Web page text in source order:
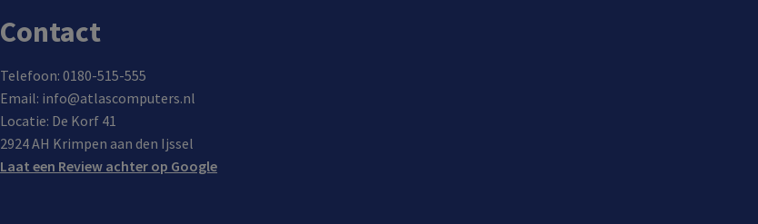
Contact
Telefoon: 0180-515-555
Email: info@atlascomputers.nl
Locatie: De Korf 41
2924 AH Krimpen aan den Ijssel
Laat een Review achter op Google